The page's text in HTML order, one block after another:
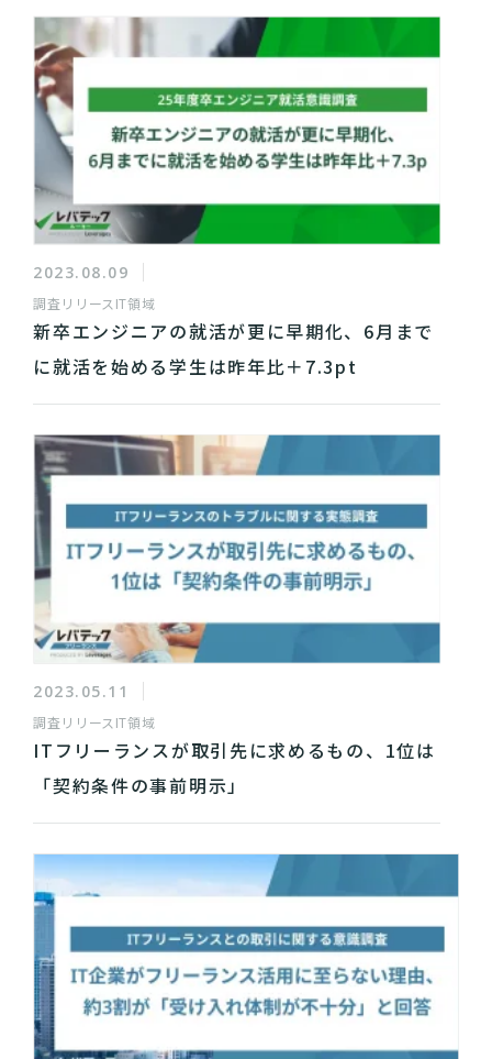
2023.08.09
調査リリース IT領域
新卒エンジニアの就活が更に早期化、6月まで
に就活を始める学生は昨年比＋7.3pt
2023.05.11
調査リリース IT領域
ITフリーランスが取引先に求めるもの、1位は
「契約条件の事前明示」